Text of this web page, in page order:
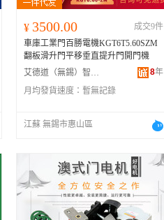
¥ 3500.00
成交9件
車庫工業門百勝電機KGT6T5.60SZM
翻板滑升門平移垂直提升門開門機
艾德道（無錫）智能門窗科技有限公司
8年
月均發貨速度： 暫無記錄
江蘇 無錫市惠山區